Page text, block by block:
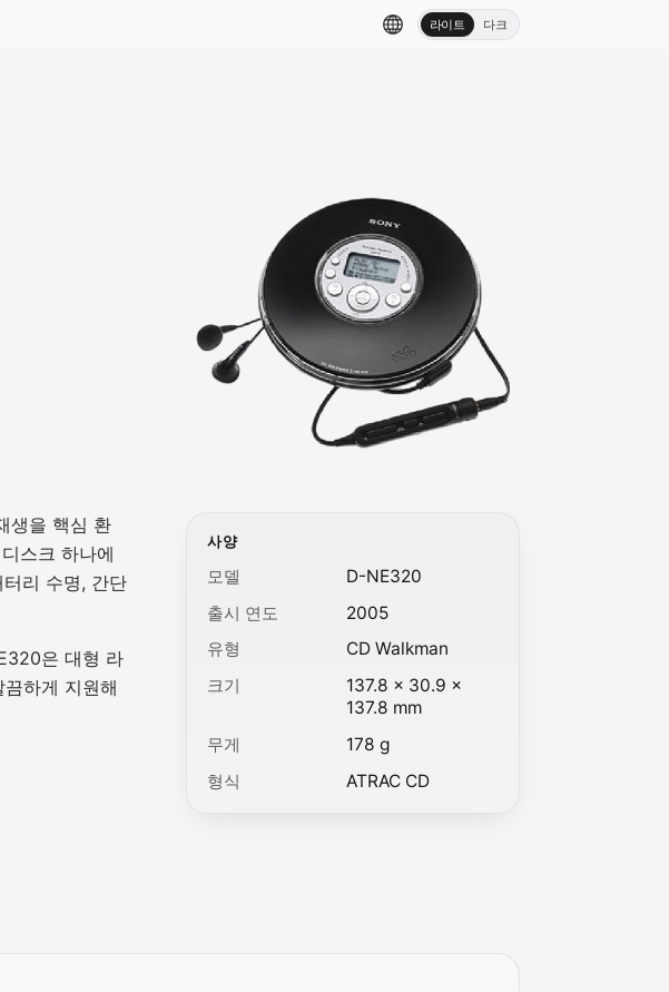
라이트 다크
생을 핵심 환
스크 하나에
리 수명, 간단
은 대형 라
하게 지원해
사양
모델
D-NE320
출시 연도
2005
유형
CD Walkman
크기
137.8 × 30.9 ×
137.8 mm
무게
178 g
형식
ATRAC CD